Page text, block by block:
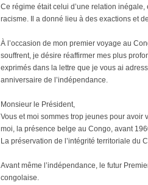
Ce régime était celui d’une relation
racisme. Il a donné lieu à des exactions et
À l’occasion de mon premier voyage au
souffrent, je désire réaffirmer mes plus
exprimés dans la lettre que je vous ai
anniversaire de l’indépendance.
Monsieur le Président,
Vous et moi sommes trop jeunes pour avoir
moi, la présence belge au Congo, avant
La préservation de l’intégrité territoriale du
Avant même l’indépendance, le futur
congolaise.